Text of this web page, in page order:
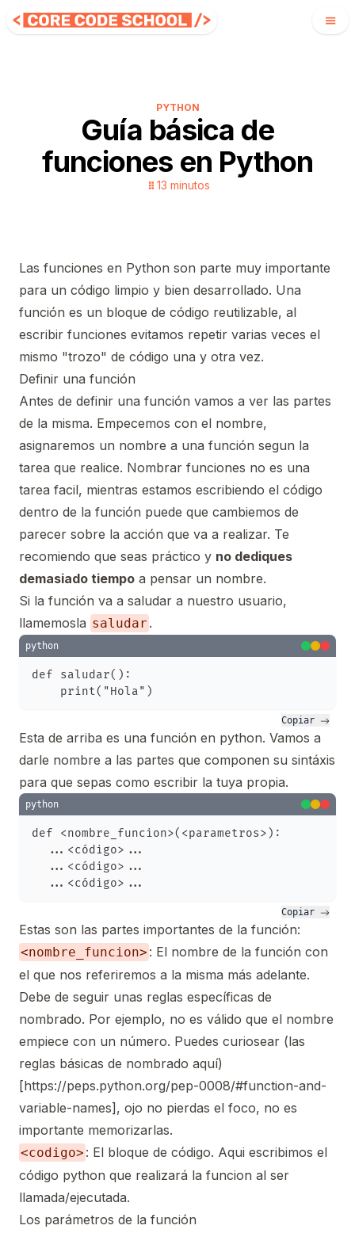
PYTHON
Guía básica de
funciones en Python
13 minutos
Las funciones en Python son parte muy importante
para un código limpio y bien desarrollado. Una
función es un bloque de código reutilizable, al
escribir funciones evitamos repetir varias veces el
mismo "trozo" de código una y otra vez.
Definir una función
Antes de definir una función vamos a ver las partes
de la misma. Empecemos con el nombre,
asignaremos un nombre a una función segun la
tarea que realice. Nombrar funciones no es una
tarea facil, mientras estamos escribiendo el código
dentro de la función puede que cambiemos de
parecer sobre la acción que va a realizar. Te
recomiendo que seas práctico y no dediques
demasiado tiempo a pensar un nombre.
Si la función va a saludar a nuestro usuario,
llamemosla saludar .
python
def saludar():
Copiar
Esta de arriba es una función en python. Vamos a
darle nombre a las partes que componen su sintáxis
para que sepas como escribir la tuya propia.
python
def <nombre_funcion>(<parametros>):
  ...<código>...
  ...<código>...
Copiar
Estas son las partes importantes de la función:
<nombre_funcion> : El nombre de la función con
el que nos referiremos a la misma más adelante.
Debe de seguir unas reglas específicas de
nombrado. Por ejemplo, no es válido que el nombre
empiece con un número. Puedes curiosear (las
reglas básicas de nombrado aquí)
[https://peps.python.org/pep-0008/#function-and-
variable-names], ojo no pierdas el foco, no es
importante memorizarlas.
<codigo> : El bloque de código. Aqui escribimos el
código python que realizará la funcion al ser
llamada/ejecutada.
Los parámetros de la función